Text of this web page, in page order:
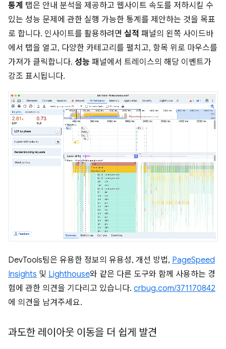
통계 탭은 안내 분석을 제공하고 웹사이트 속도를 저하시킬 수
있는 성능 문제에 관한 실행 가능한 통계를 제안하는 것을 목표
로 합니다. 인사이트를 활용하려면 실적 패널의 왼쪽 사이드바
에서 탭을 열고, 다양한 카테고리를 펼치고, 항목 위로 마우스를
가져가 클릭합니다. 성능 패널에서 트레이스의 해당 이벤트가
강조 표시됩니다.
DevTools팀은 유용한 정보의 유용성, 개선 방법, PageSpeed
Insights 및 Lighthouse와 같은 다른 도구와 함께 사용하는 경
험에 관한 의견을 기다리고 있습니다. crbug.com/371170842
에 의견을 남겨주세요.
과도한 레이아웃 이동을 더 쉽게 발견